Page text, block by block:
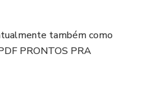
também como
PRONTOS PRA